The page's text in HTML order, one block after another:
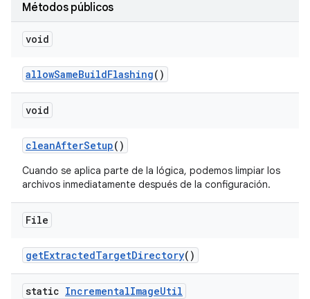
Métodos públicos
void
allowSameBuildFlashing()
void
cleanAfterSetup()
Cuando se aplica parte de la lógica, podemos limpiar los
archivos inmediatamente después de la configuración.
File
getExtractedTargetDirectory()
static IncrementalImageUtil